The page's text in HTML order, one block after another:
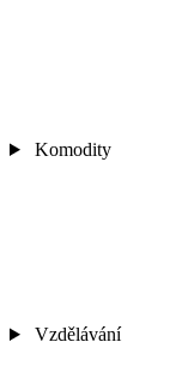
Komodity
Vzdělávání